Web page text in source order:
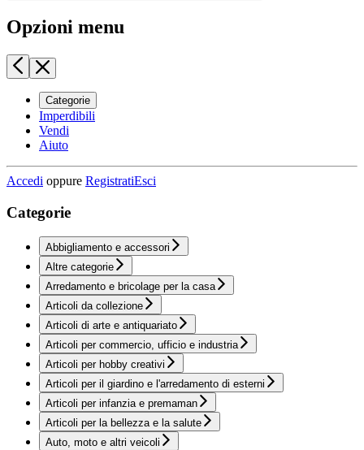
Opzioni menu
Categorie
Imperdibili
Vendi
Aiuto
Accedi oppure RegistratiEsci
Categorie
Abbigliamento e accessori
Altre categorie
Arredamento e bricolage per la casa
Articoli da collezione
Articoli di arte e antiquariato
Articoli per commercio, ufficio e industria
Articoli per hobby creativi
Articoli per il giardino e l'arredamento di esterni
Articoli per infanzia e premaman
Articoli per la bellezza e la salute
Auto, moto e altri veicoli